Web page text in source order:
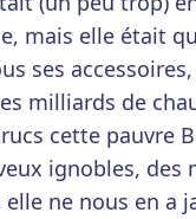
mais elle était
ses accessoires,
milliards de
cette pauvre
ignobles, des
ne nous en a